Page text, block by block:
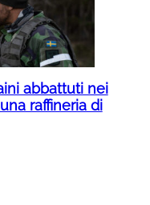
abbattuti nei
raffineria di